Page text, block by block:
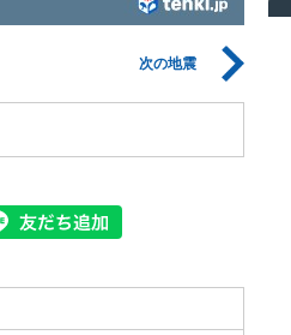
次の地震